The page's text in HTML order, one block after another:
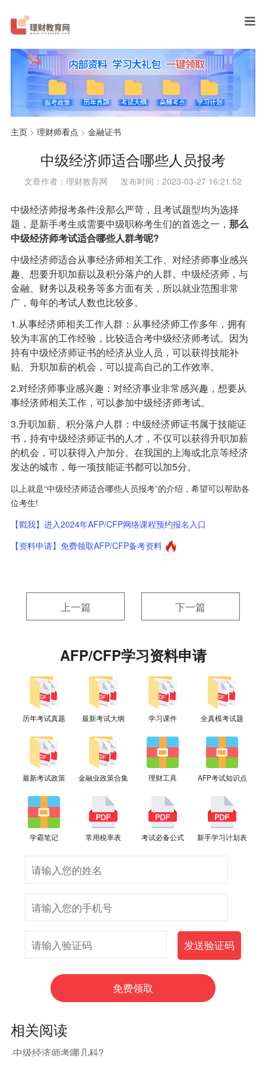
主页> 理财师看点 > 金融证书
中级经济师适合哪些人员报考
文章作者：理财教育网 发布时间：2023-03-27 16:21:52
中级经济师报考条件没那么严苛，且考试题型均为选择
题，是新手考生或需要中级职称考生们的首选之一， 那么
中级经济师考试适合哪些人群考呢?
中级经济师适合从事经济师相关工作、对经济师事业感兴
趣、想要升职加薪以及积分落户的人群。中级经济师，与
金融、财务以及税务等多方面有关，所以就业范围非常
广，每年的考试人数也比较多。
1.从事经济师相关工作人群：从事经济师工作多年，拥有
较为丰富的工作经验，比较适合考中级经济师考试。因为
持有中级经济师证书的经济从业人员，可以获得技能补
贴、升职加薪的机会，可以提高自己的工作效率。
2.对经济师事业感兴趣：对经济事业非常感兴趣，想要从
事经济师相关工作，可以参加中级经济师考试。
3.升职加薪、积分落户人群：中级经济师证书属于技能证
书，持有中级经济师证书的人才，不仅可以获得升职加薪
的机会，可以获得入户加分。在我国的上海或北京等经济
发达的城市，每一项技能证书都可以加5分。
以上就是“中级经济师适合哪些人员报考”的介绍，希望可以帮助各
位考生!
【戳我】进入2024年AFP/CFP网络课程预约报名入口
【资料申请】免费领取AFP/CFP备考资料
上一篇 下一篇
AFP/CFP学习资料申请
历年考试真题 最新考试大纲 学习课件 全真模考试题
最新考试政策 金融业政策合集 理财工具 AFP考试知识点
学霸笔记 常用税率表 考试必备公式 新手学习计划表
相关阅读
·中级经济师考哪几科?